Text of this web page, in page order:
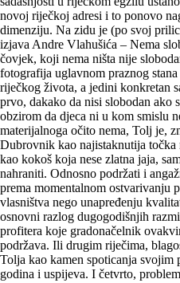
novoj riječkoj adresi i to ponovo
dimenziju. Na zidu je (po svoj
izjava Andre Vlahušića – Nema
čovjek, koji nema ništa nije
fotografija uglavnom praznog
riječkog života, a jedini konkretan
prvo, dakako da nisi slobodan ako
obzirom da djeca ni u kom smislu
materijalnoga očito nema, Tolj je,
Dubrovnik kao najistaknutija
kao kokoš koja nese zlatna jaja,
nahraniti. Odnosno podržati i
prema momentalnom ostvarivanju
vlasništva nego unapređenju
osnovni razlog dugogodišnjih
profitera koje gradonačelnik
podržava. Ili drugim riječima,
Tolja kao kamen spoticanja svojim
godina i uspijeva. I četvrto,